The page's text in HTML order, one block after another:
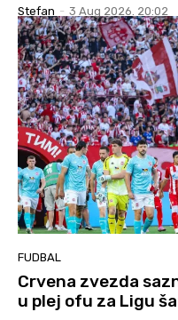
Stefan - 3 Aug 2026. 20:02
FUDBAL
Crvena zvezda
u plej ofu za Ligu